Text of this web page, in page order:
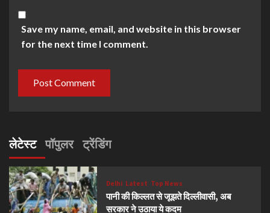
Save my name, email, and website in this browser
for the next time I comment.
लेटेस्ट पॉपुलर ट्रेंडिंग
Delhi Latest Top News
पानी की किल्लत से जूझते दिल्लीवासी, अब
सरकार ने उठाया ये कदम